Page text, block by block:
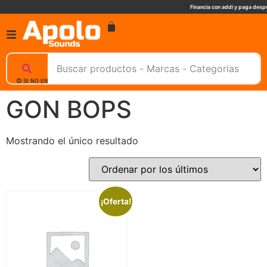
Financia con addi y paga
😊 SI NO ENCUENTRAS UN PRODUCTO, NOSOTROS TE AYUDAMOS, ESCRIBENOS. 📲
GON BOPS
Mostrando el único resultado
¡Oferta!